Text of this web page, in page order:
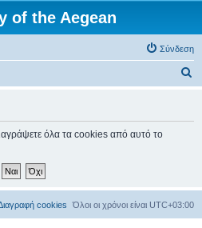
of the Aegean
Σύνδεση
σ
όλα τα cookies από αυτό το
Όλοι οι χρόνοι είναι UTC+03:00
cookies